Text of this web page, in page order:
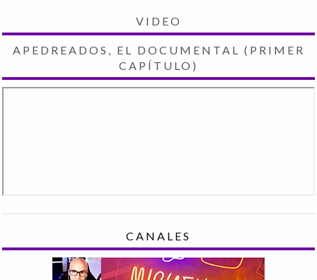
VIDEO
APEDREADOS, EL DOCUMENTAL (PRIMER
CAPÍTULO)
CANALES